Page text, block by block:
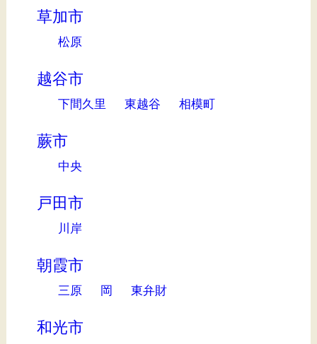
草加市
松原
越谷市
下間久里 東越谷 相模町
蕨市
中央
戸田市
川岸
朝霞市
三原 岡 東弁財
和光市